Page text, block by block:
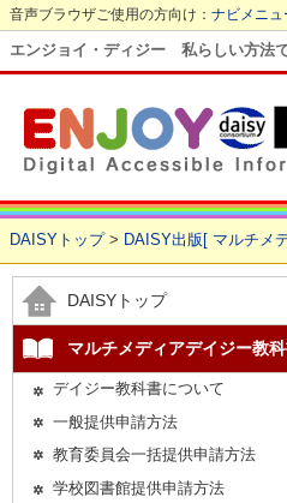
音声ブラウザご使用の方向け： ナビメニュ
エンジョイ・ディジー 私らしい方法
DAISYトップ> DAISY出版[ マルチメ
DAISYトップ
マルチメディアデイジー教
デイジー教科書について
一般提供申請方法
教育委員会一括提供申請方法
学校図書館提供申請方法